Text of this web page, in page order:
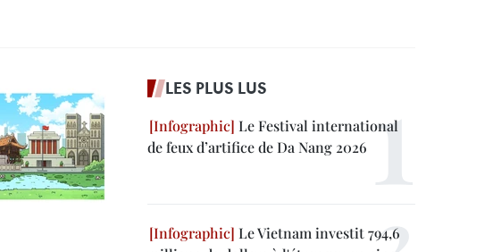
LES PLUS LUS
Le Festival international
de feux d’artifice de Da Nang 2026
Le Vietnam investit 794,6